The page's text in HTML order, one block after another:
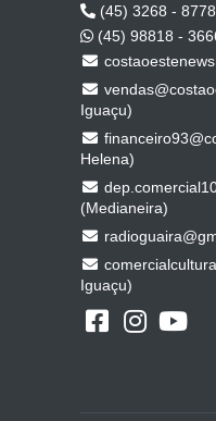
(45) 3268 - 8778
(45) 98818 -
Iguaçu)
Helena)
(Medianeira)
Iguaçu)